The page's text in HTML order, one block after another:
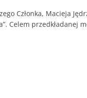
Członka, Macieja
Celem przedkładanej